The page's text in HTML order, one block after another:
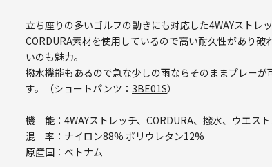
立ち座りの多いゴルフの動きにも対応した4WAYストレ
CORDURA素材を使用しているので高い耐久性があり
いのも魅力。
撥水機能もあるので急な少しの雨ならそのままプレー
す。（ショートパンツ： 3BE01S）
機 能：4WAYストレッチ、CORDURA、撥水、ウエス
混 率：ナイロン88% ポリウレタン12%
原産国：ベトナム